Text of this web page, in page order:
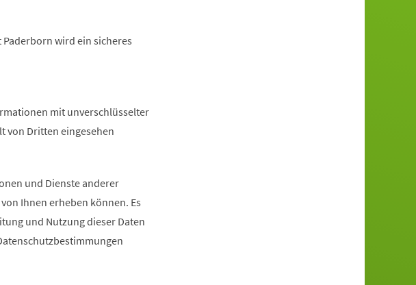
wird ein sicheres
mit unverschlüsselter
von Dritten eingesehen
und Dienste anderer
Ihnen erheben können. Es
und Nutzung dieser Daten